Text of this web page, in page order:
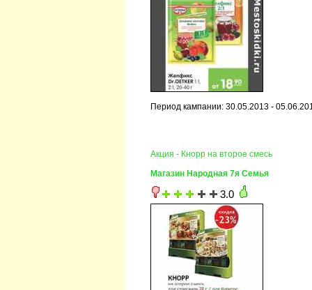
Период кампании: 30.05.2013 -
Акция - Кнорр на второе смесь
Магазин Народная 7я Семья
3.0